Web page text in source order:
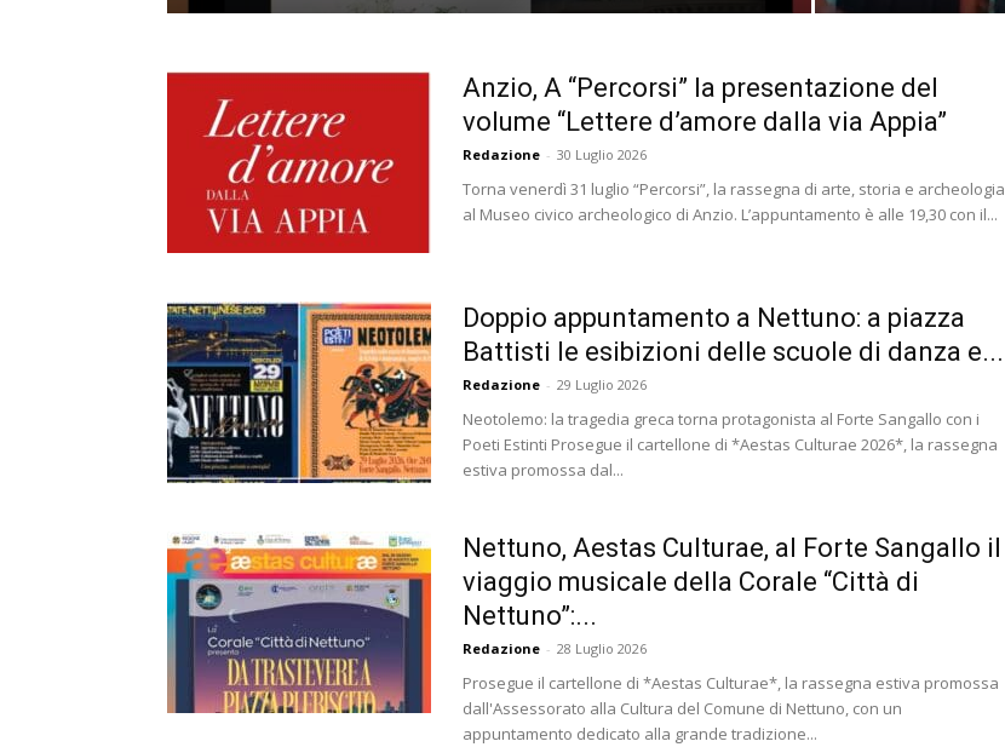
Anzio, A “Percorsi” la presentazione del
volume “Lettere d’amore dalla via Appia”
Redazione - 30 Luglio 2026
Torna venerdì 31 luglio “Percorsi”, la rassegna di arte, storia e archeologia
al Museo civico archeologico di Anzio. L’appuntamento è alle 19,30 con il...
Doppio appuntamento a Nettuno: a piazza
Battisti le esibizioni delle scuole di danza e...
Redazione - 29 Luglio 2026
Neotolemo: la tragedia greca torna protagonista al Forte Sangallo con i
Poeti Estinti Prosegue il cartellone di *Aestas Culturae 2026*, la rassegna
estiva promossa dal...
Nettuno, Aestas Culturae, al Forte Sangallo il
viaggio musicale della Corale “Città di
Nettuno”:...
Redazione - 28 Luglio 2026
Prosegue il cartellone di *Aestas Culturae*, la rassegna estiva promossa
dall'Assessorato alla Cultura del Comune di Nettuno, con un
appuntamento dedicato alla grande tradizione...